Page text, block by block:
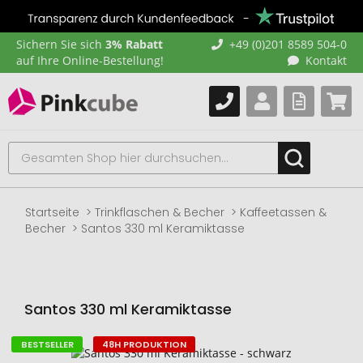
Sichern Sie sich 3% Rabatt
auf Ihre Online-Bestellung!
+49 (0)201 8589 504-0
Kontakt
Startseite Trinkflaschen & Becher
Kaffeetassen &
Becher
Santos 330 ml Keramiktasse
Santos 330 ml Keramiktasse
Zum
BESTSELLER 48H PRODUKTION